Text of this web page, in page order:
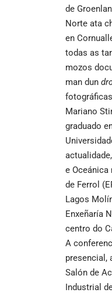
de
Norte ata
en
todas as
mozos
man dun
Mariano
graduado
e Oceánica
de Ferrol
Lagos
Enxeñaría
centro do
A
presencial,
Salón de
Industrial